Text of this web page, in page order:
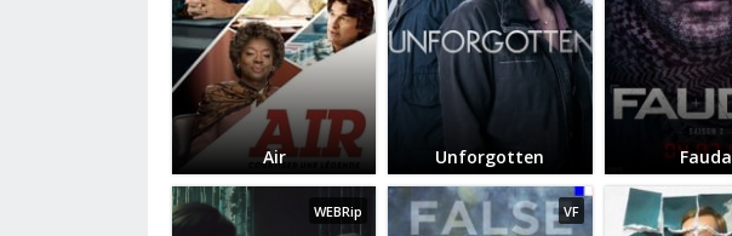
Air Unforgotten Fauda
WEBRip VF